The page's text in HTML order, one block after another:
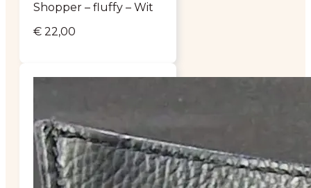
Shopper – fluffy – Wit
€ 22,00